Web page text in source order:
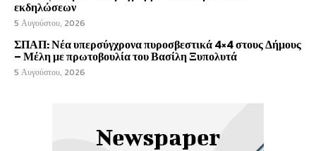
εκδηλώσεων
5 Αυγούστου, 2026
ΣΠΑΠ: Νέα υπερσύγχρονα πυροσβεστικά 4×4 στους Δήμους
– Μέλη με πρωτοβουλία του Βασίλη Ξυπολυτά
5 Αυγούστου, 2026